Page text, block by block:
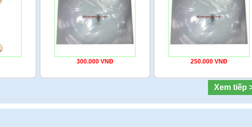
300.000 VNĐ 250.000 VNĐ
Xem tiếp